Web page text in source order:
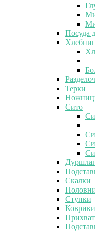
Посуда
Терки
Сито
Скалки
Ступки
Коврики